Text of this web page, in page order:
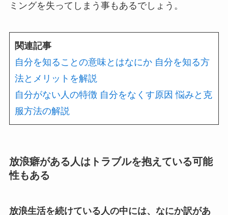
ミングを失ってしまう事もあるでしょう。
関連記事
自分を知ることの意味とはなにか 自分を知る方
法とメリットを解説
自分がない人の特徴 自分をなくす原因 悩みと克
服方法の解説
放浪癖がある人はトラブルを抱えている可能
性もある
放浪生活を続けている人の中には、なにか訳があ